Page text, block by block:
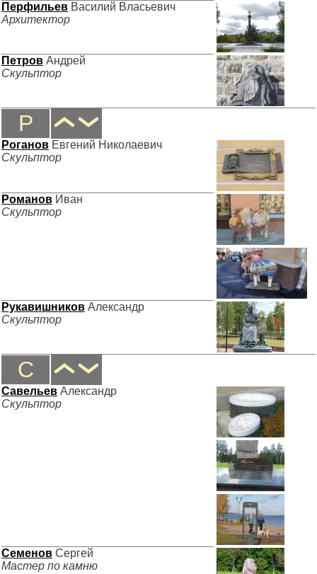
Перфильев Василий Власьевич
Архитектор
Петров Андрей
Скульптор
Р
Роганов Евгений Николаевич
Скульптор
Романов Иван
Скульптор
Рукавишников Александр
Скульптор
С
Савельев Александр
Скульптор
Семенов Сергей
Мастер по камню